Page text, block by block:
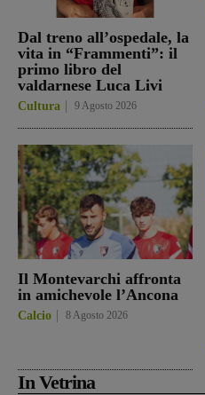
Dal treno all’ospedale, la
vita in “Frammenti”: il
primo libro del
valdarnese Luca Livi
Cultura 9 Agosto 2026
Il Montevarchi affronta
in amichevole l’Ancona
Calcio 8 Agosto 2026
In Vetrina